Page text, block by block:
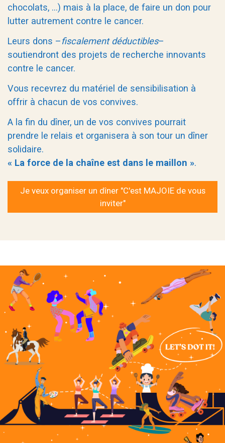
chocolats, …) mais à la place, de faire un don pour
lutter autrement contre le cancer.
Leurs dons –fiscalement déductibles–
soutiendront des projets de recherche innovants
contre le cancer.
Vous recevrez du matériel de sensibilisation à
offrir à chacun de vos convives.
A la fin du dîner, un de vos convives pourrait
prendre le relais et organisera à son tour un dîner
solidaire.
« La force de la chaîne est dans le maillon ».
Je veux organiser un dîner "C'est MAJOIE de vous
inviter"